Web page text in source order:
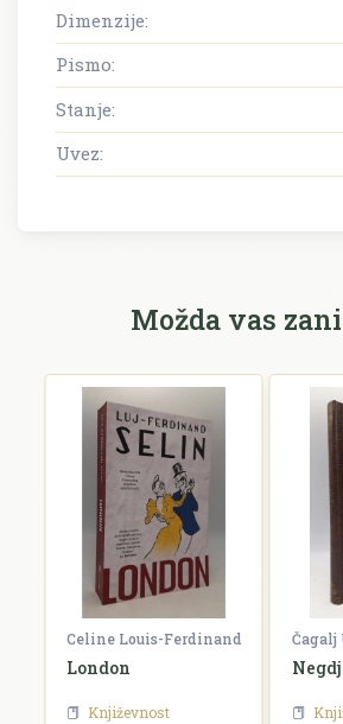
Dimenzije:
Pismo:
Stanje:
Uvez:
Možda vas
Celine Louis-Ferdinand
London
Književnost
Čagalj